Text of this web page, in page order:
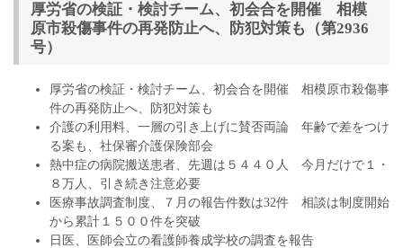
厚労省の検証・検討チーム、初会合を開催 相模
原市殺傷事件の再発防止へ、防犯対策も（第2936
号）
厚労省の検証・検討チーム、初会合を開催 相模原市殺傷事
件の再発防止へ、防犯対策も
介護の利用料、一層の引き上げに賛否両論 年齢で差をつけ
る案も、社保審介護保険部会
熱中症の病院搬送患者、先週は５４４０人 今月だけで１・
８万人、引き続き注意必要
医療事故調査制度、７月の報告件数は32件 相談は制度開始
から累計１５００件を突破
日医、医師会立の看護師養成学校の調査を報告